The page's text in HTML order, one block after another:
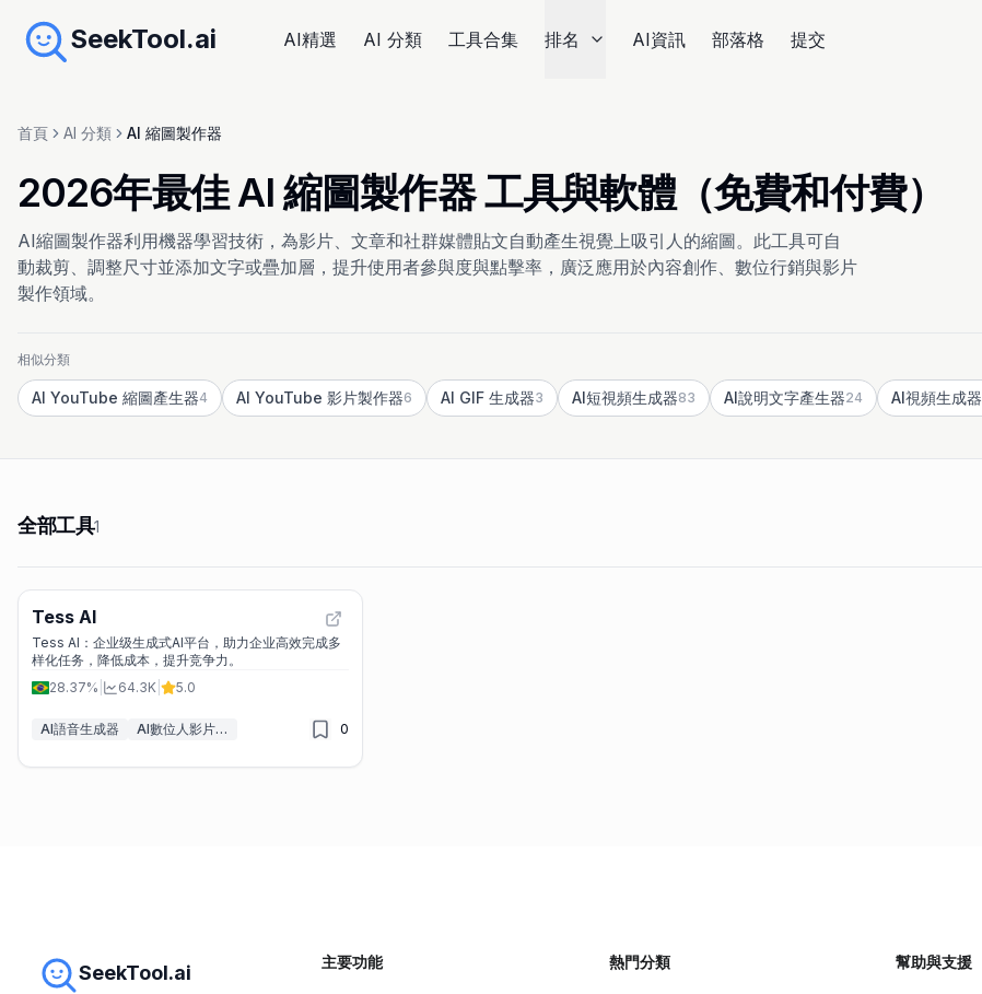
SeekTool.ai AI精選 AI 分類 工具合集 排名 AI資訊 部落格 提交
首頁 AI 分類 AI 縮圖製作器
2026年最佳 AI 縮圖製作器 工具與軟體（免費和付費）
AI縮圖製作器利用機器學習技術，為影片、文章和社群媒體貼文自動產生視覺上吸引人的縮圖。此工具可自
動裁剪、調整尺寸並添加文字或疊加層，提升使用者參與度與點擊率，廣泛應用於內容創作、數位行銷與影片
製作領域。
相似分類
AI YouTube 縮圖產生器4 AI YouTube 影片製作器6 AI GIF 生成器3 AI短視頻生成器83 AI說明文字產生器24 AI視頻生成器
全部工具1
Tess AI
Tess AI：企业级生成式AI平台，助力企业高效完成多
样化任务，降低成本，提升竞争力。
28.37%
64.3K 5.0
AI語音生成器 AI數位人影片產生器 0
SeekTool.ai 主要功能 熱門分類 幫助與支援